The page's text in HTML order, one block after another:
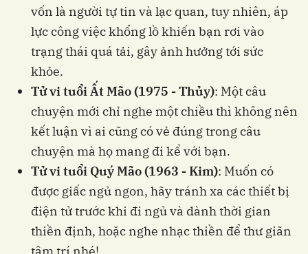
vốn là người tự tin và lạc quan, tuy nhiên, áp
lực công việc khổng lồ khiến bạn rơi vào
trạng thái quá tải, gây ảnh hưởng tới sức
khỏe.
Tử vi tuổi Ất Mão (1975 - Thủy): Một câu
chuyện mới chỉ nghe một chiều thì không nên
kết luận vì ai cũng có vẻ đúng trong câu
chuyện mà họ mang đi kể với bạn.
Tử vi tuổi Quý Mão (1963 - Kim): Muốn có
được giấc ngủ ngon, hãy tránh xa các thiết bị
điện tử trước khi đi ngủ và dành thời gian
thiền định, hoặc nghe nhạc thiền để thư giãn
tâm trí nhé!